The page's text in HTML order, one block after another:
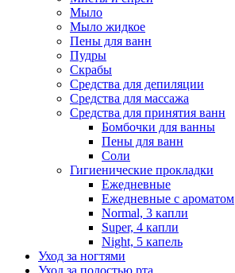
Мыло
Мыло жидкое
Пены для ванн
Пудры
Скрабы
Средства для депиляции
Средства для массажа
Средства для принятия ванн
Бомбочки для ванны
Пены для ванн
Соли
Гигиенические прокладки
Ежедневные
Ежедневные с ароматом
Normal, 3 капли
Super, 4 капли
Night, 5 капель
Уход за ногтями